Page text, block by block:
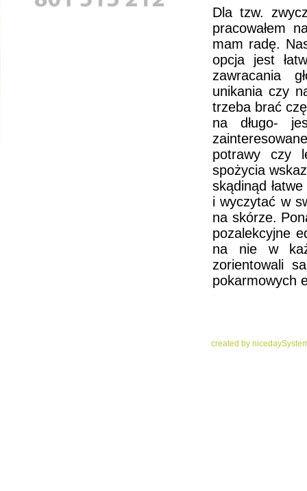
Dla tzw.
pracowałem
mam radę.
opcja jest
zawracania
unikania czy
trzeba brać
na długo-
potrawy czy
spożycia
skądinąd
i wyczytać w
na skórze.
pozalekcyjne
na nie w
zorientowali
pokarmowych
created by niceday